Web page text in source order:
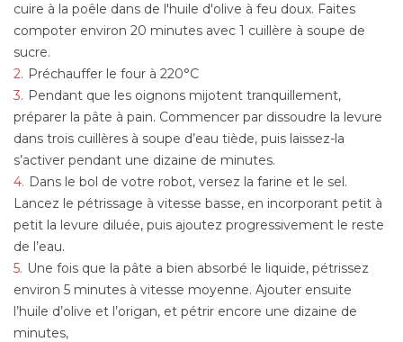
cuire à la poêle dans de l'huile d'olive à feu doux. Faites
compoter environ 20 minutes avec 1 cuillère à soupe de
sucre.
Préchauffer le four à 220°C
Pendant que les oignons mijotent tranquillement,
préparer la pâte à pain. Commencer par dissoudre la levure
dans trois cuillères à soupe d’eau tiède, puis laissez-la
s’activer pendant une dizaine de minutes.
Dans le bol de votre robot, versez la farine et le sel.
Lancez le pétrissage à vitesse basse, en incorporant petit à
petit la levure diluée, puis ajoutez progressivement le reste
de l’eau.
Une fois que la pâte a bien absorbé le liquide, pétrissez
environ 5 minutes à vitesse moyenne. Ajouter ensuite
l’huile d’olive et l’origan, et pétrir encore une dizaine de
minutes,